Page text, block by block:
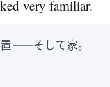
very familiar.
――そして家。